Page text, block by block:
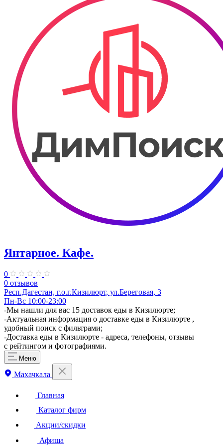
Янтарное. Кафе.
0
0 отзывов
Респ.Дагестан, г.о.г.Кизилюрт, ул.Береговая, 3
Пн-Вс 10:00-23:00
-Мы нашли для вас 15 доставок еды в Кизилюрте;
-Актуальная информация о доставке еды в Кизилюрте ,
удобный поиск с фильтрами;
-Доставка еды в Кизилюрте - адреса, телефоны, отзывы
с рейтингом и фотографиями.
Меню
Махачкала
Главная
Каталог фирм
Акции/скидки
Афиша